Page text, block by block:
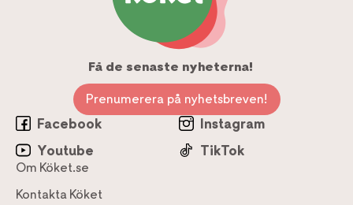
Få de senaste nyheterna!
Prenumerera på nyhetsbreven!
Facebook
Instagram
Youtube
TikTok
Om Köket.se
Kontakta Köket